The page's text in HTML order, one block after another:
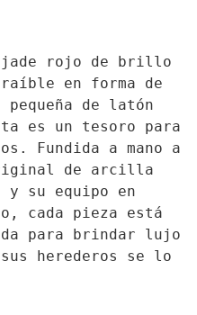
jade rojo de brillo
en forma de
de latón
es un tesoro para
Fundida a mano a
de arcilla
y su equipo en
cada pieza está
para brindar lujo
herederos se lo